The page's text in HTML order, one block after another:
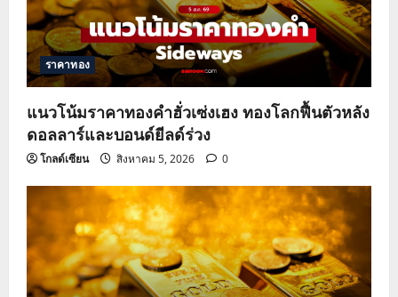
ราคาทอง
แนวโน้มราคาทองคำฮั่วเซ่งเฮง ทองโลกฟื้นตัวหลัง
ดอลลาร์และบอนด์ยีลด์ร่วง
โกลด์เซียน สิงหาคม 5, 2026 0